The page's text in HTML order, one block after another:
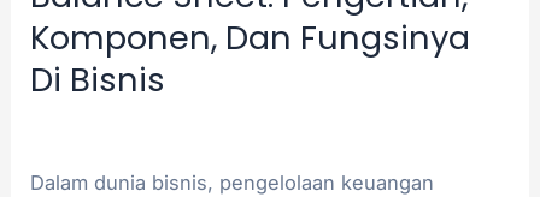
Komponen, Dan Fungsinya
Di Bisnis
Dalam dunia bisnis, pengelolaan keuangan